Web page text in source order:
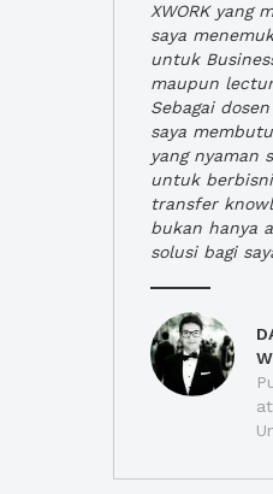
XWORK yang
saya
untuk
maupun
Sebagai
saya
yang nyaman
untuk
transfer
bukan hanya
solusi bagi